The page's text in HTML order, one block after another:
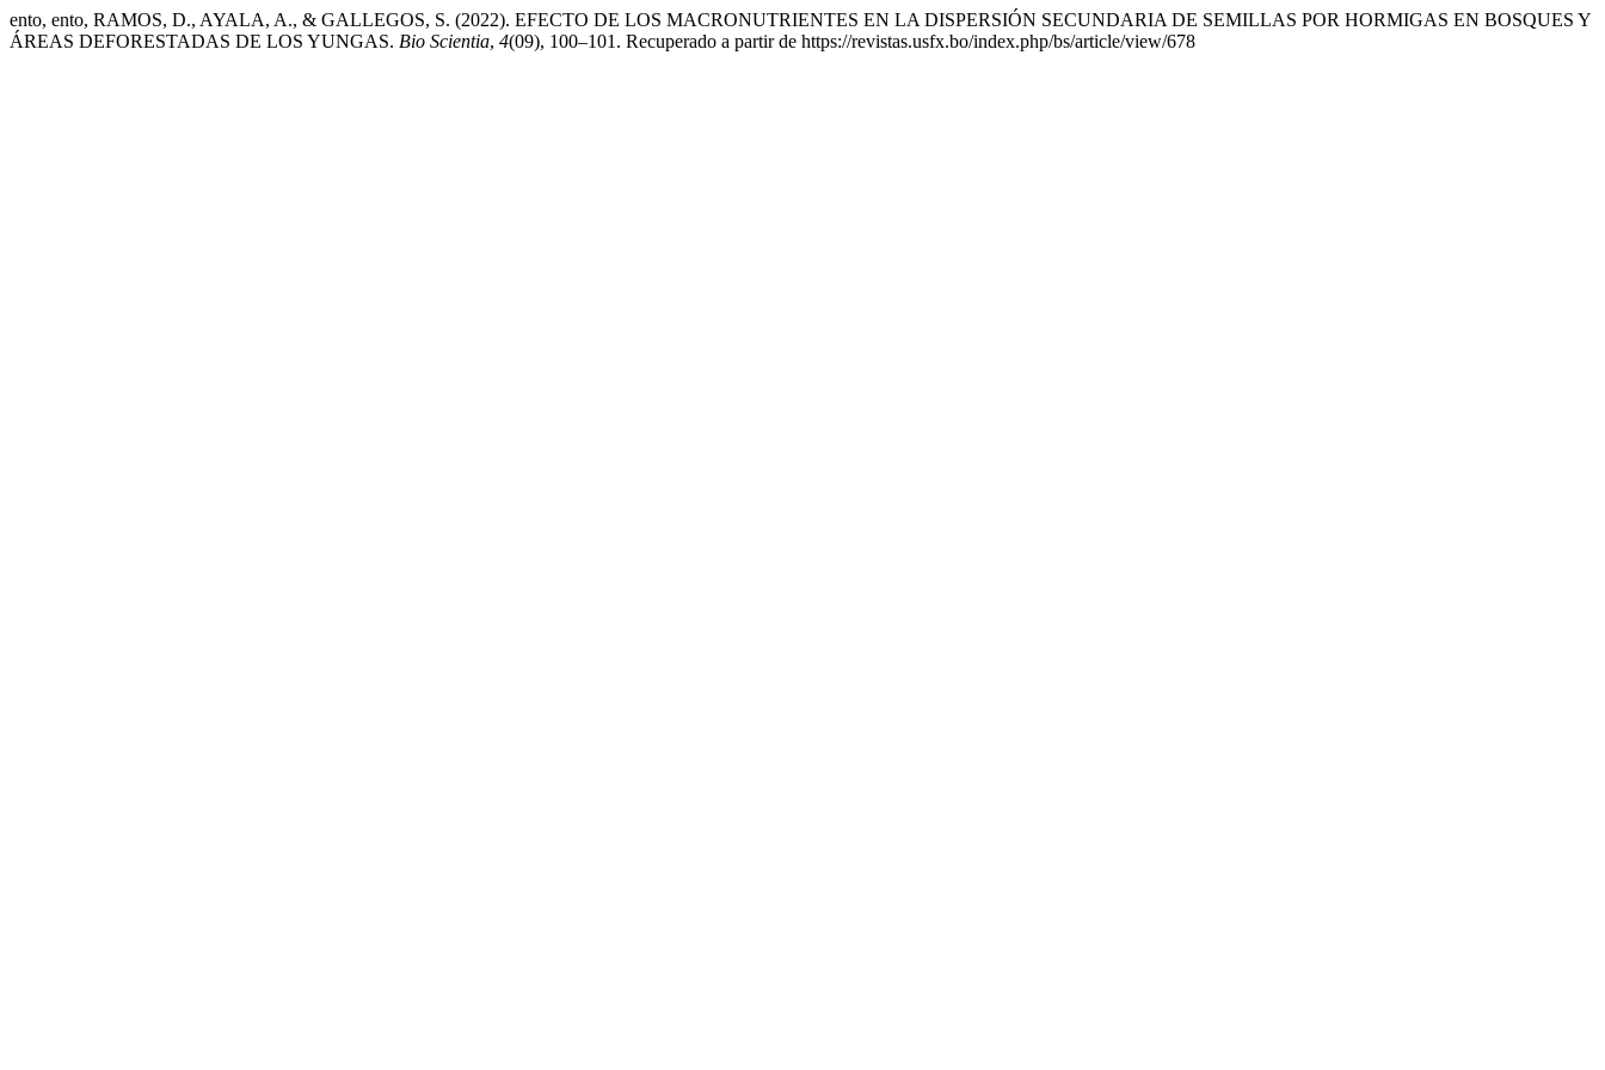
ento, ento, RAMOS, D., AYALA, A., & GALLEGOS, S. (2022). EFECTO DE LOS MACRONUTRIENTES EN LA DISPERSIÓN SECUNDARIA DE SEMILLAS POR HORMIGAS EN BOSQUES Y
ÁREAS DEFORESTADAS DE LOS YUNGAS. Bio Scientia, 4(09), 100–101. Recuperado a partir de https://revistas.usfx.bo/index.php/bs/article/view/678